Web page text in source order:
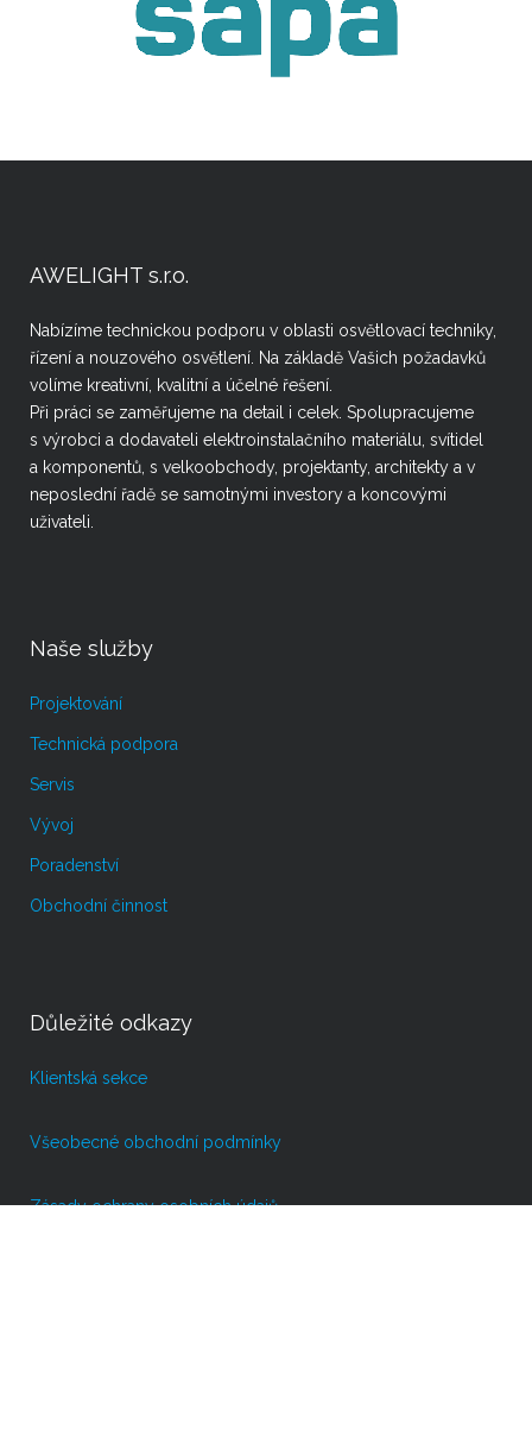
AWELIGHT s.r.o.
Nabízíme technickou podporu v oblasti osvětlovací techniky,
řízení a nouzového osvětlení. Na základě Vašich požadavků
volíme kreativní, kvalitní a účelné řešení.
Při práci se zaměřujeme na detail i celek. Spolupracujeme
s výrobci a dodavateli elektroinstalačního materiálu, svítidel
a komponentů, s velkoobchody, projektanty, architekty a v
neposlední řadě se samotnými investory a koncovými
uživateli.
Naše služby
Projektování
Technická podpora
Servis
Vývoj
Poradenství
Obchodní činnost
Důležité odkazy
Klientská sekce
Všeobecné obchodní podmínky
Zásady ochrany osobních údajů